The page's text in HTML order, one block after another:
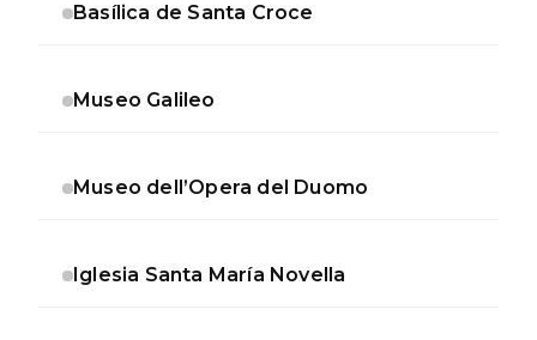
Basílica de Santa Croce
Museo Galileo
Museo dell’Opera del Duomo
Iglesia Santa María Novella